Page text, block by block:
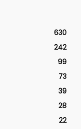
630
242
99
73
39
28
22